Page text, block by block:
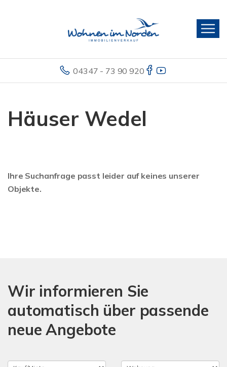
04347 - 73 90 920
Häuser Wedel
Ihre Suchanfrage passt leider auf keines unserer
Objekte.
Wir informieren Sie
automatisch über passende
neue Angebote